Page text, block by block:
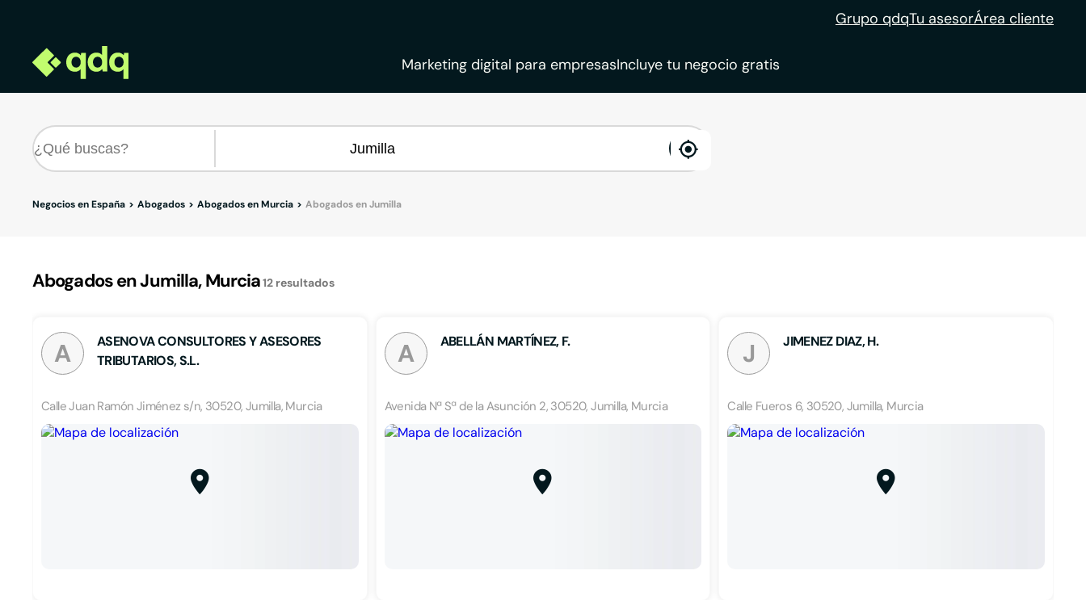
Grupo qdqTu asesorÁrea cliente
Marketing digital para empresasIncluye tu negocio gratis
enable
Negocios en España Abogados Abogados en Murcia Abogados en Jumilla
Abogados en Jumilla, Murcia12 resultados
A
ASENOVA CONSULTORES Y ASESORES
TRIBUTARIOS, S.L.
Calle Juan Ramón Jiménez s/n, 30520, Jumilla, Murcia
A ABELLÁN MARTÍNEZ, F.
Avenida Nª Sª de la Asunción 2, 30520, Jumilla, Murcia
J JIMENEZ DIAZ, H.
Calle Fueros 6, 30520, Jumilla, Murcia